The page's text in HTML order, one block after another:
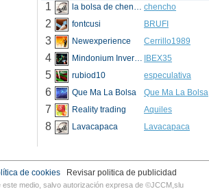
1 la bolsa de chencho chencho
2 fontcusi BRUFI
3 Newexperience Cerrillo1989
4 Mindonium Inversions IBEX35
5 rubiod10 especulativa
6 Que Ma La Bolsa Que Ma La Bolsa
7 Reality trading Aquiles
8 Lavacapaca Lavacapaca
Revisar politica de publicidad
de cookies
medio, salvo autorización expresa de ©JCCM,slu